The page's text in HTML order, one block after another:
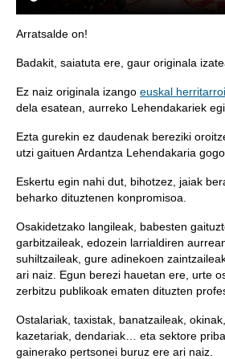
Arratsalde on!
Badakit, saiatuta ere, gaur originala
Ez naiz originala izango euskal
dela esatean, aurreko Lehendakariek
Ezta gurekin ez daudenak bereziki
utzi gaituen Ardantza Lehendakaria
Eskertu egin nahi dut, bihotzez, jaiak
beharko dituztenen konpromisoa.
Osakidetzako langileak, babesten
garbitzaileak, edozein larrialdiren
suhiltzaileak, gure adinekoen
ari naiz. Egun berezi hauetan ere, urte
zerbitzu publikoak ematen dituzten
Ostalariak, taxistak, banatzaileak,
kazetariak, dendariak… eta sektore
gainerako pertsonei buruz ere ari naiz.